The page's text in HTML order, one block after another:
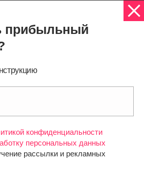
прибыльный
конфиденциальности
персональных данных
рассылки и рекламных
×
важно не просто
его. Так приятнее тратить.
близкую к FOMO.